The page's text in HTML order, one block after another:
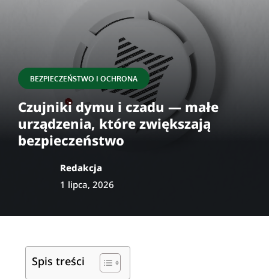
BEZPIECZEŃSTWO I OCHRONA
Czujniki dymu i czadu — małe
urządzenia, które zwiększają
bezpieczeństwo
Redakcja
1 lipca, 2026
Spis treści